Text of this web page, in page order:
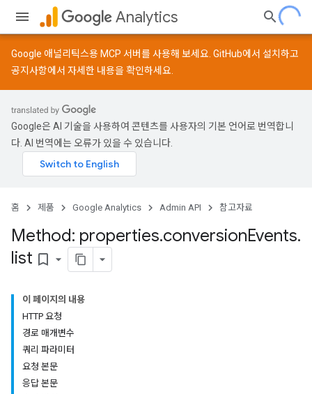
Analytics
Google 애널리틱스용 MCP 서버를 사용해 보세요. GitHub에서 설치하고
공지사항에서 자세한 내용을 확인하세요.
Google은 AI 기술을 사용하여 콘텐츠를 사용자의 기본 언어로 번역합니
다. AI 번역에는 오류가 있을 수 있습니다.
홈 제품 Google Analytics Admin API 참고자료
Method: properties.conversionEvents.
list bookmark_border
이 페이지의 내용
HTTP 요청
경로 매개변수
쿼리 파라미터
요청 본문
응답 본문